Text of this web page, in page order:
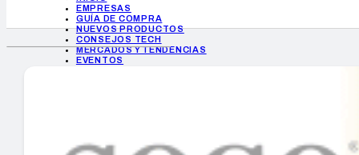
EMPRESAS
GUÍA DE COMPRA
NUEVOS PRODUCTOS
CONSEJOS TECH
MERCADOS Y TENDENCIAS
EVENTOS